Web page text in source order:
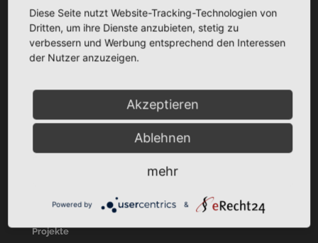
GEOTOP
Ingenieurvermessung und Architekturvermessung - CAD-
Planungssupport - Dokumentation
Liegenschaftsmanagement
SITEMAP
Unsere Leistungen
Projekte
Diese Seite nutzt Website-Tracking-Technologien von
Dritten, um ihre Dienste anzubieten, stetig zu
verbessern und Werbung entsprechend den Interessen
der Nutzer anzuzeigen.
Akzeptieren
Ablehnen
mehr
Powered by &